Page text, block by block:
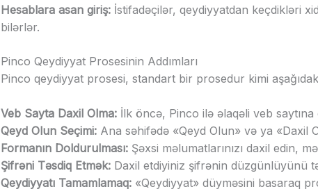
Hesablara asan giriş: İstifadəçilər, qeydiyyatdan keçdikləri
bilərlər.
Pinco Qeydiyyat Prosesinin Addımları
Pinco qeydiyyat prosesi, standart bir prosedur kimi
Veb Sayta Daxil Olma: İlk öncə, Pinco ilə əlaqəli veb saytına
Qeyd Olun Seçimi: Ana səhifədə «Qeyd Olun» və ya «Daxil
Formanın Doldurulması: Şəxsi məlumatlarınızı daxil edin,
Şifrəni Təsdiq Etmək: Daxil etdiyiniz şifrənin düzgünlüyünü
Qeydiyyatı Tamamlamaq: «Qeydiyyat» düyməsini basaraq